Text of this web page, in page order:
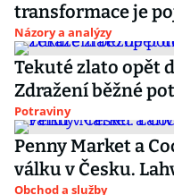
transformace je
Názory a analýzy
Tekuté zlato opět
Zdražení běžné
Potraviny
Penny Market a
válku v Česku.
Obchod a služby